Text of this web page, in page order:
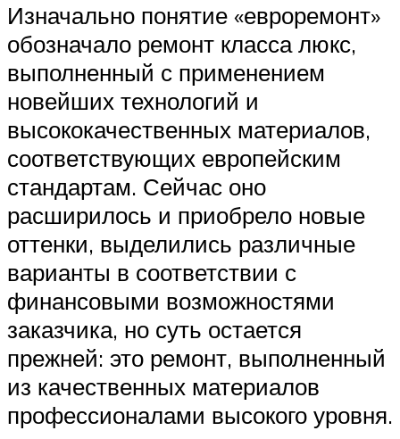
Изначально понятие «евроремонт»
обозначало ремонт класса люкс,
выполненный с применением
новейших технологий и
высококачественных материалов,
соответствующих европейским
стандартам. Сейчас оно
расширилось и приобрело новые
оттенки, выделились различные
варианты в соответствии с
финансовыми возможностями
заказчика, но суть остается
прежней: это ремонт, выполненный
из качественных материалов
профессионалами высокого уровня.